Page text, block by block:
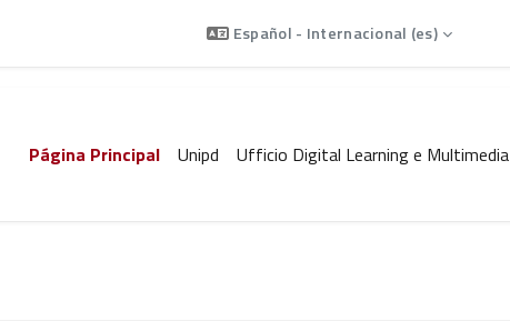
Español - Internacional ‎(es)‎
Página Principal Unipd Ufficio Digital Learning e Multimedia